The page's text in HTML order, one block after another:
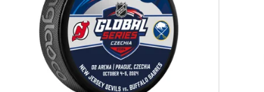
Abecedně